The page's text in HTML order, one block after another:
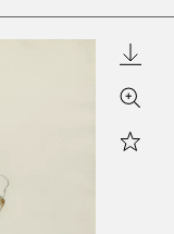
Zoom
Star